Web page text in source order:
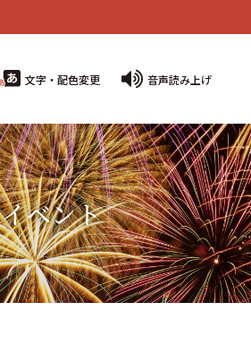
文字・配色変更 音声読み上げ
イベント